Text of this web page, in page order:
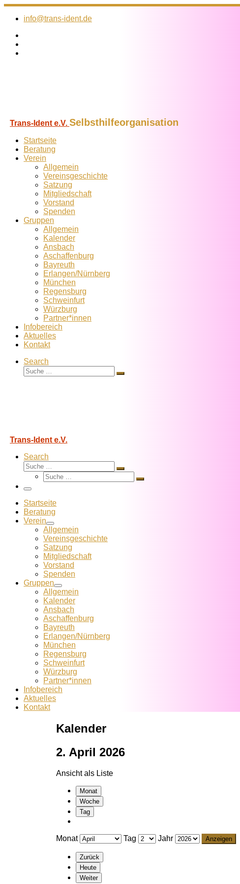
Zum
Inhalt
info@trans-ident.de
Trans-Ident e.V. Selbsthilfeorganisation
Startseite
Beratung
Verein
Allgemein
Vereins­geschichte
Satzung
Mitglied­schaft
Vorstand
Spenden
Gruppen
Allgemein
Kalender
Ansbach
Aschaffenburg
Bayreuth
Erlangen/Nürnberg
München
Regensburg
Schweinfurt
Würzburg
Partner*innen
Infobereich
Aktuelles
Kontakt
Search
Suche
Suche
Trans-Ident e.V.
Search
Suche
Suche
Suche
Suche
Menü
Startseite
Beratung
Verein
Allgemein
Vereins­geschichte
Satzung
Mitglied­schaft
Vorstand
Spenden
Gruppen
Allgemein
Kalender
Ansbach
Aschaffenburg
Bayreuth
Erlangen/Nürnberg
München
Regensburg
Schweinfurt
Würzburg
Partner*innen
Infobereich
Aktuelles
Kontakt
Kalender
2. April 2026
Ansicht als Liste
Monat
Woche
Tag
Monat Tag Jahr
Zurück
Heute
Weiter